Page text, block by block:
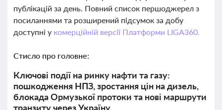
публікацій за день. Повний список першоджерел з
посиланнями та розширений підсумок за добу
доступні у комерційній версії Платформи LIGA360.
Стисло про головне:
Ключові події на ринку нафти та газу:
пошкодження НПЗ, зростання цін на дизель,
блокада Ормузької протоки та нові маршрути
транзиту через Україну